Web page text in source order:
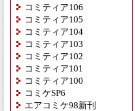
コミティア106
コミティア105
コミティア104
コミティア103
コミティア102
コミティア101
コミティア100
コミケSP6
エアコミケ98新刊